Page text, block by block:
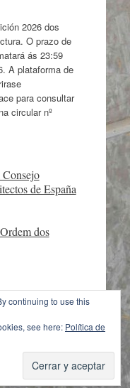
2026 dos
O prazo de
ás 23:59
A plataforma de
para consultar
circular nº
de España
dos
continuing to use this
see here: Política de